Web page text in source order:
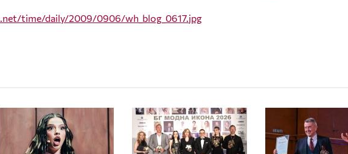
.net/time/daily/2009/0906/wh blog _0617.jpg